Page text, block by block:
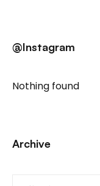
@Instagram
Nothing found
Archive